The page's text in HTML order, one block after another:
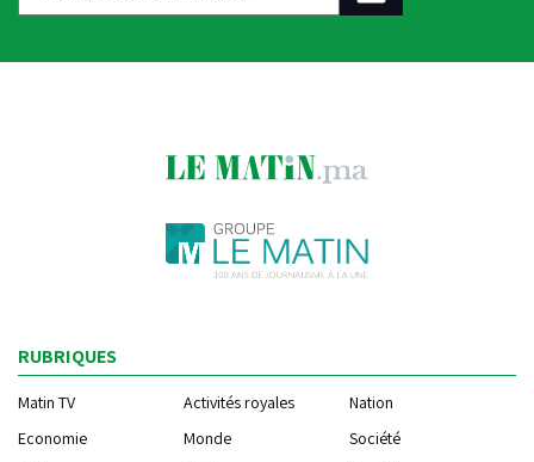
RUBRIQUES
Matin TV Activités royales
Nation
Economie
Monde
Société